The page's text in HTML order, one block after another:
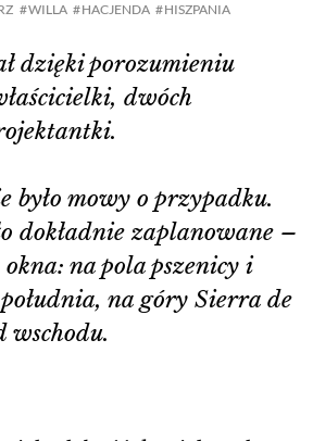
WILLA HACJENDA HISZPANIA
dzięki porozumieniu
dwóch
było mowy o przypadku.
dokładnie zaplanowane –
na pola pszenicy i
na góry Sierra de
wschodu.